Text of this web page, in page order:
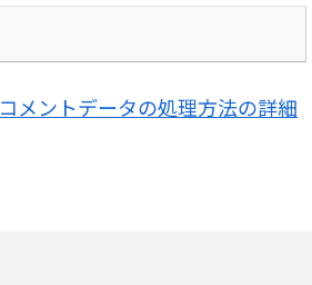
コメントデータの処理方法の詳細